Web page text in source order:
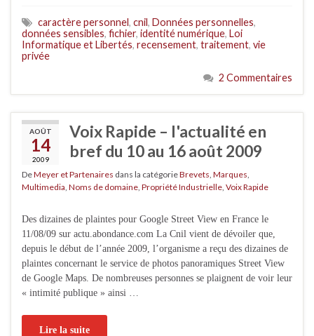
caractère personnel, cnil, Données personnelles,
données sensibles, fichier, identité numérique, Loi
Informatique et Libertés, recensement, traitement, vie
privée
2 Commentaires
AOÛT
14
2009
Voix Rapide – l'actualité en
bref du 10 au 16 août 2009
DeMeyer et Partenaires dans la catégorieBrevets Marques
Multimedia Noms de domaine Propriété Industrielle Voix Rapide
Des dizaines de plaintes pour Google Street View en France le
11/08/09 sur actu.abondance.com La Cnil vient de dévoiler que,
depuis le début de l’année 2009, l’organisme a reçu des dizaines de
plaintes concernant le service de photos panoramiques Street View
de Google Maps. De nombreuses personnes se plaignent de voir leur
« intimité publique » ainsi …
Lire la suite